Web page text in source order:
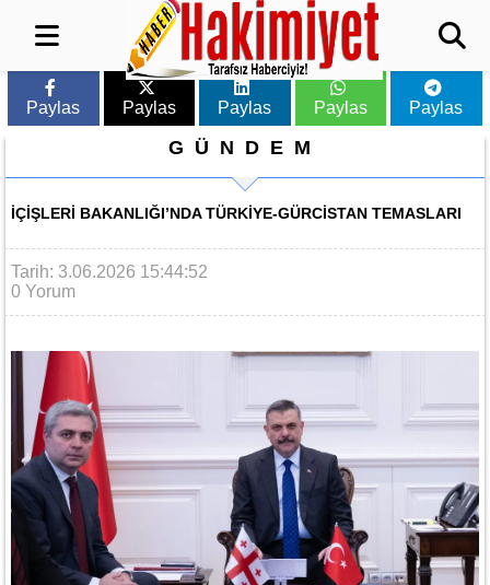
Paylas Paylas Paylas Paylas Paylas
GÜNDEM
İÇIŞLERI BAKANLIĞI’NDA TÜRKIYE-GÜRCISTAN TEMASLARI
Tarih: 3.06.2026 15:44:52
0 Yorum